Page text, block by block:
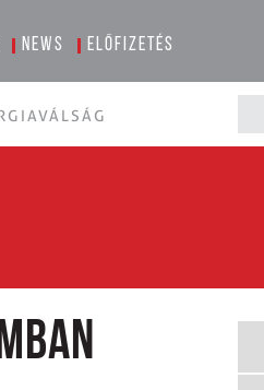
News Előfizetés